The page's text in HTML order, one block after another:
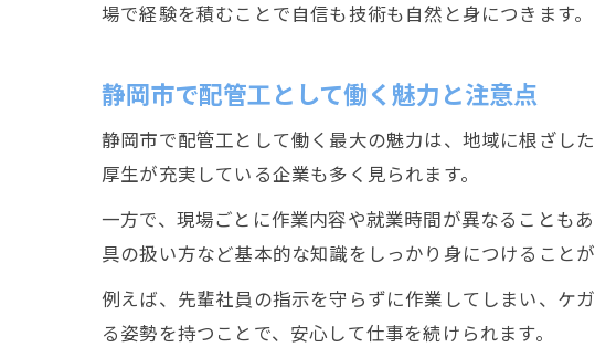
配管
今後
場で経験を積むことで自信も技術も自然と身につきます。
静岡市で配管工として働く魅力と注意点
静岡市で配管工として働く最大の魅力は、地域に根ざし
厚生が充実している企業も多く見られます。
一方で、現場ごとに作業内容や就業時間が異なることも
具の扱い方など基本的な知識をしっかり身につけることが
例えば、先輩社員の指示を守らずに作業してしまい、ケ
る姿勢を持つことで、安心して仕事を続けられます。